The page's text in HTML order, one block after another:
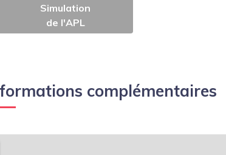
Simulation
de l'APL
complémentaires